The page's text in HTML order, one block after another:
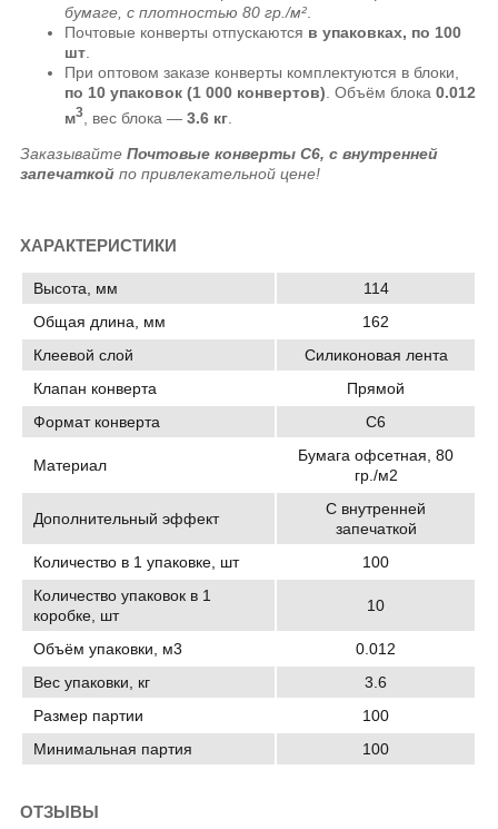
бумаге, с плотностью 80 гр./м².
Почтовые конверты отпускаются в упаковках, по 100
шт.
При оптовом заказе конверты комплектуются в блоки,
по 10 упаковок (1 000 конвертов). Объём блока0.012
м3 , вес блока —3.6 кг
ЗаказывайтеПочтовые конверты C6, с внутренней
запечаткой по привлекательной цене!
ХАРАКТЕРИСТИКИ
Высота, мм
114
Общая длина, мм
162
Клеевой слой
Силиконовая лента
Клапан конверта
Прямой
Формат конверта
C6
Материал
Бумага офсетная, 80
гр./м2
Дополнительный эффект
С внутренней
запечаткой
Количество в 1 упаковке, шт
100
Количество упаковок в 1
коробке, шт
10
Объём упаковки, м3
0.012
Вес упаковки, кг
3.6
Размер партии
100
Минимальная партия
100
ОТЗЫВЫ